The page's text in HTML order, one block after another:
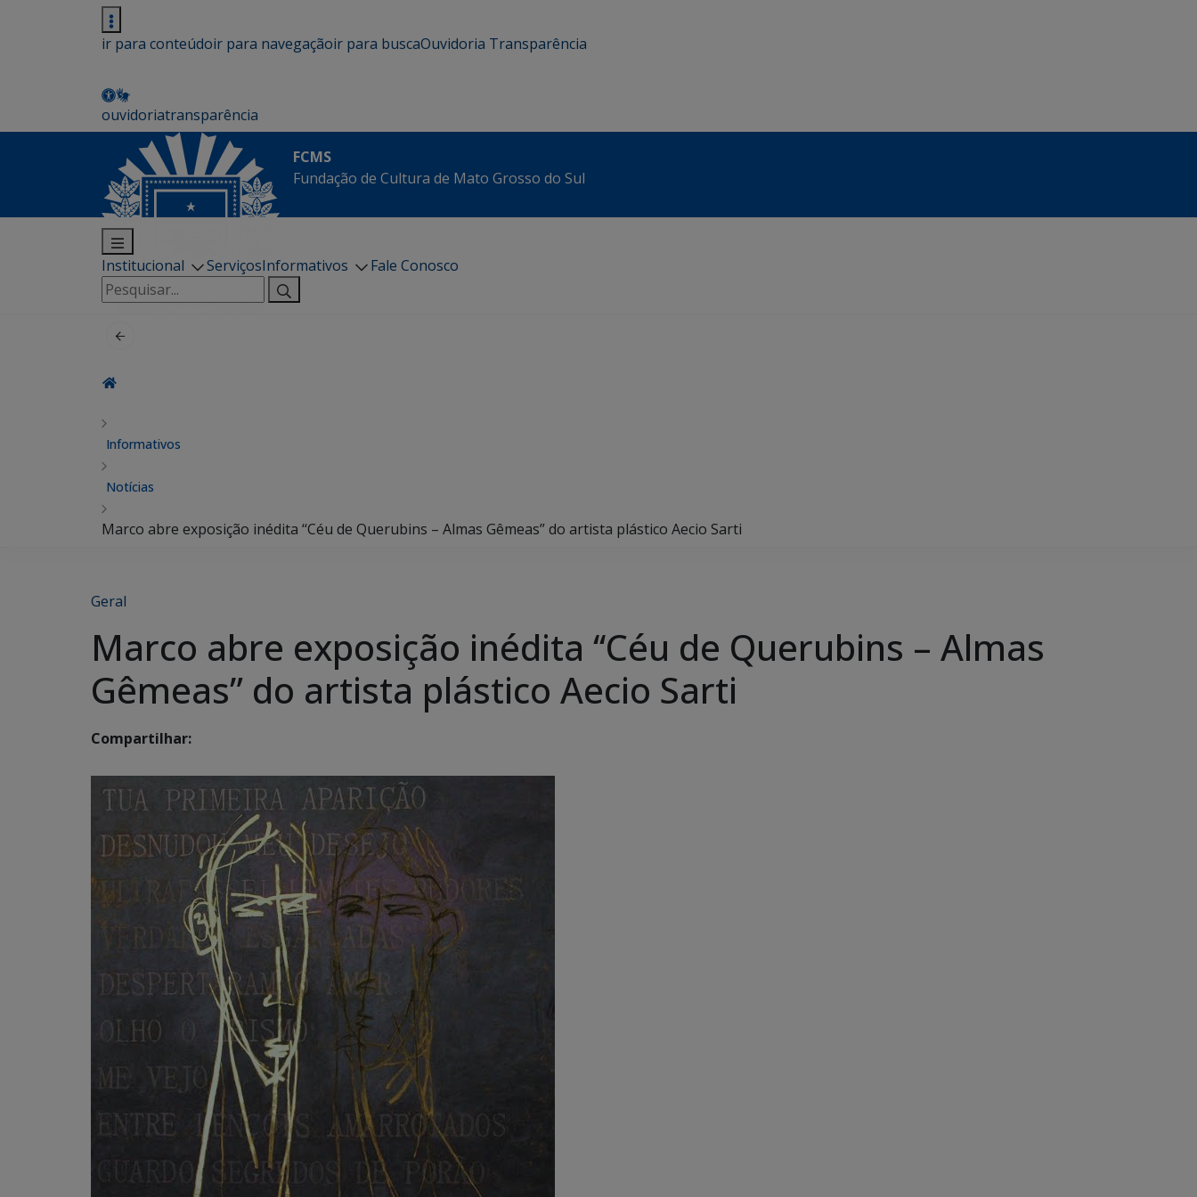
ir para conteúdoir para navegaçãoir para buscaOuvidoria Transparência
ouvidoriatransparência
FCMS
Fundação de Cultura de Mato Grosso do Sul
Institucional ServiçosInformativos
Fale Conosco
Pesquisar
por:
Informativos
Notícias
Marco abre exposição inédita ‘‘Céu de Querubins – Almas Gêmeas” do artista plástico Aecio Sarti
Geral
Marco abre exposição inédita ‘‘Céu de Querubins – Almas
Gêmeas” do artista plástico Aecio Sarti
Compartilhar: